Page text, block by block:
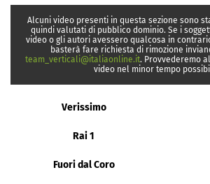
Alcuni video presenti in questa sezione sono
quindi valutati di pubblico dominio. Se i
video o gli autori avessero qualcosa in
basterà fare richiesta di rimozione
team_verticali@italiaonline.it. Provvederemo
video nel minor tempo
Verissimo
Rai 1
Fuori dal Coro